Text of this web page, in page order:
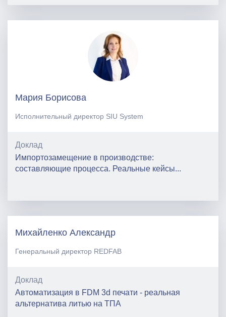
Мария Борисова
Исполнительный директор SIU System
Доклад
Импортозамещение в производстве:
составляющие процесса. Реальные кейсы...
Михайленко Александр
Генеральный директор REDFAB
Доклад
Автоматизация в FDM 3d печати - реальная
альтернатива литью на ТПА